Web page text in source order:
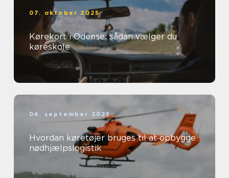
07. oktober 2025
Kørekort i Odense: sådan vælger du
køreskole
04. september 2025
Hvordan køretøjer bruges til at opbygge
nødhjælpslogistik